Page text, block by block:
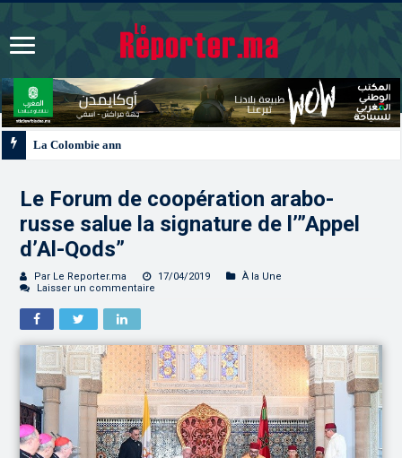
Le Forum de coopération arabo-
russe salue la signature de l’”Appel
d’Al-Qods”
Par Le Reporter.ma 17/04/2019
À la Une
Laisser un commentaire